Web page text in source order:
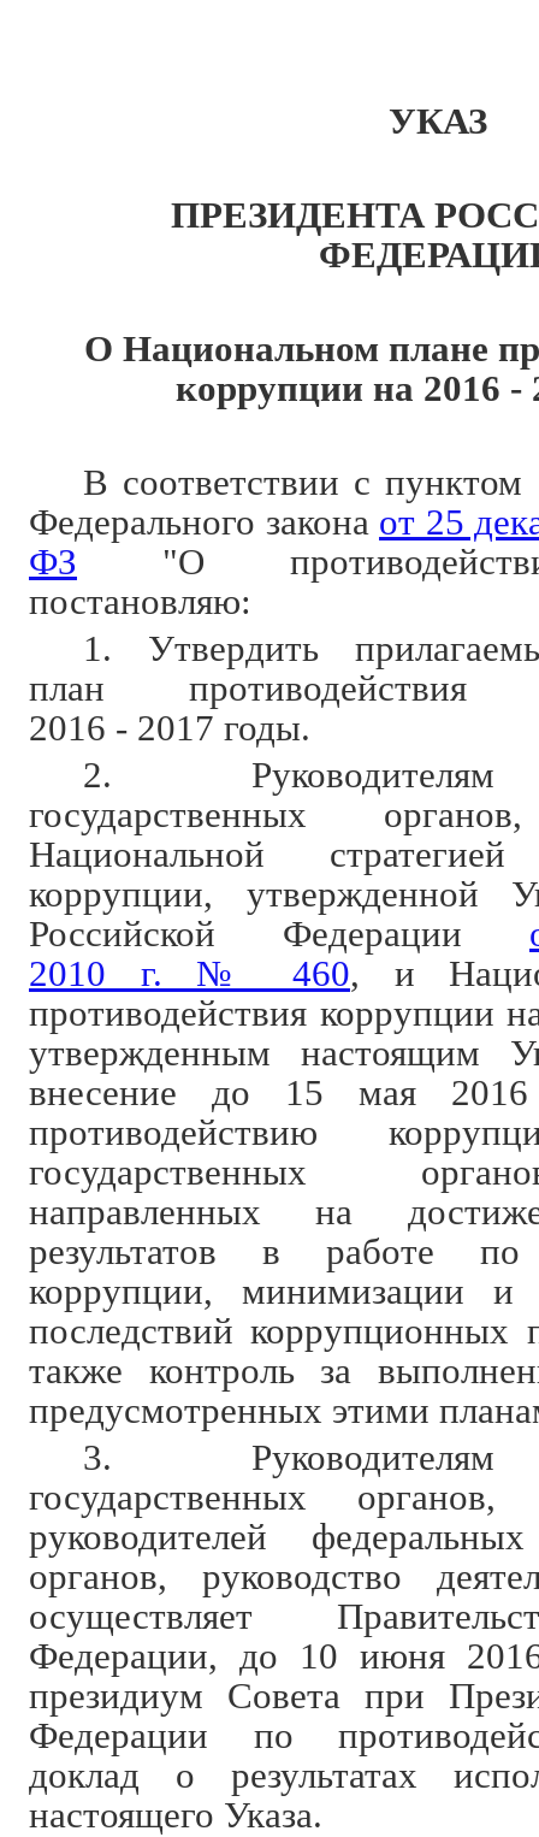
УКАЗ
ПРЕЗИДЕНТА
О Национальном плане
коррупции на 2016 -
В соответствии с
Федерального закона от 25
ФЗ "О
постановляю:
1. Утвердить
план
2016 - 2017 годы.
2. Руководителям
государственных
Национальной стратегией
коррупции, утвержденной
Российской Федерации
2010 г. № 460, и
противодействия коррупции
утвержденным настоящим
внесение до 15 мая
противодействию
государственных
направленных на
результатов в работе по
коррупции, минимизации и
последствий коррупционных
также контроль за
предусмотренных этими
3. Руководителям
государственных
руководителей
органов, руководство
осуществляет
Федерации, до 10 июня
президиум Совета при
Федерации по
доклад о результатах
настоящего Указа.